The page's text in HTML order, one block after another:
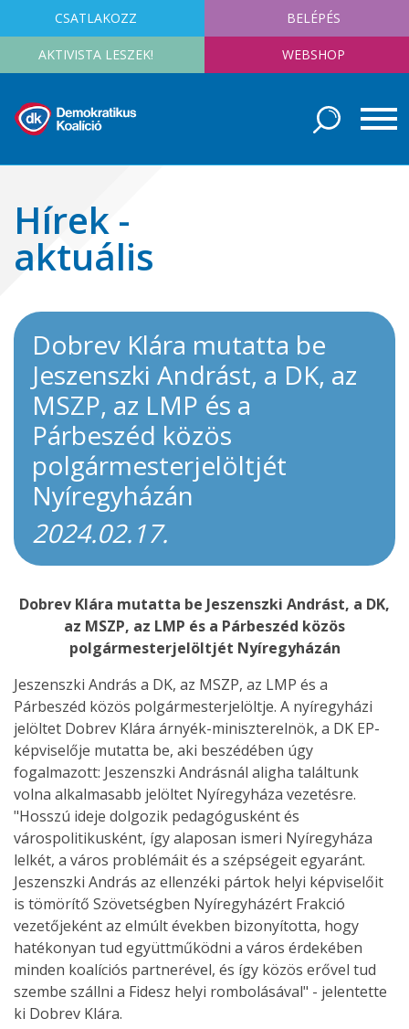
CSATLAKOZZ BELÉPÉS
AKTIVISTA LESZEK! WEBSHOP
Hírek -
aktuális
Dobrev Klára mutatta be
Jeszenszki Andrást, a DK, az
MSZP, az LMP és a
Párbeszéd közös
polgármesterjelöltjét
Nyíregyházán
2024.02.17.
Dobrev Klára mutatta be Jeszenszki Andrást, a DK,
az MSZP, az LMP és a Párbeszéd közös
polgármesterjelöltjét Nyíregyházán
Jeszenszki András a DK, az MSZP, az LMP és a
Párbeszéd közös polgármesterjelöltje. A nyíregyházi
jelöltet Dobrev Klára árnyék-miniszterelnök, a DK EP-
képviselője mutatta be, aki beszédében úgy
fogalmazott: Jeszenszki Andrásnál aligha találtunk
volna alkalmasabb jelöltet Nyíregyháza vezetésre.
"Hosszú ideje dolgozik pedagógusként és
várospolitikusként, így alaposan ismeri Nyíregyháza
lelkét, a város problémáit és a szépségeit egyaránt.
Jeszenszki András az ellenzéki pártok helyi képviselőit
is tömörítő Szövetségben Nyíregyházért Frakció
vezetőjeként az elmúlt években bizonyította, hogy
hatékonyan tud együttműködni a város érdekében
minden koalíciós partnerével, és így közös erővel tud
szembe szállni a Fidesz helyi rombolásával" - jelentette
ki Dobrev Klára.